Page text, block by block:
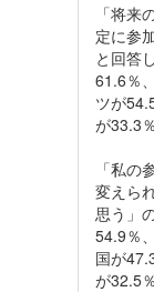
「将来
定に参
と回答
61.6％
ツが
が33.3％
「私の
変えら
思う」
54.9％
国が
が32.5％